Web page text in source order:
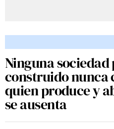
Ninguna sociedad
construido nunca
quien produce y
se ausenta